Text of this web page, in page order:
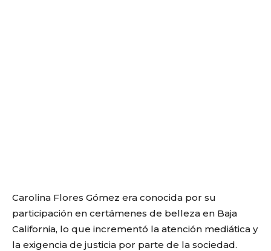
Carolina Flores Gómez era conocida por su
participación en certámenes de belleza en Baja
California, lo que incrementó la atención mediática y
la exigencia de justicia por parte de la sociedad.